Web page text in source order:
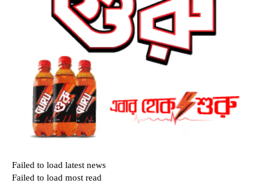
Failed to load latest news
Failed to load most read